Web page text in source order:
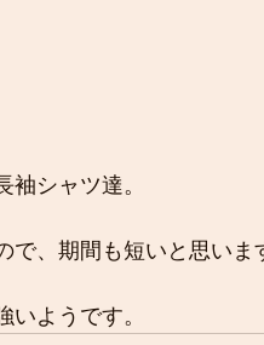
袖シャツ達。
で、期間も短いと思いま
いようです。